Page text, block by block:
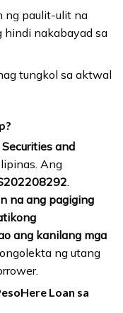
ng paulit-ulit na
nakabayad sa
tungkol sa aktwal
and
Ang
.
na ang pagiging
ang kanilang mga
ng utang
Loan sa